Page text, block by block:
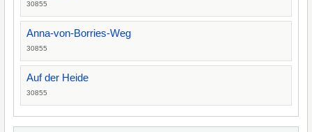
30855
Anna-von-Borries-Weg
30855
Auf der Heide
30855